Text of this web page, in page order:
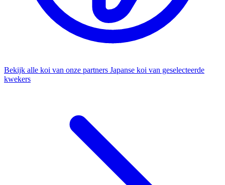
Bekijk alle koi van onze partners Japanse koi van geselecteerde
kwekers